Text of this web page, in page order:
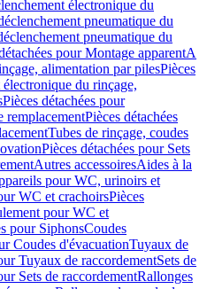
électronique du
pneumatique du
pneumatique du
pour Montage apparentA
alimentation par pilesPièces
du rinçage,
Pièces détachées pour
remplacementPièces détachées
Tubes de rinçage, coudes
Pièces détachées pour Sets
Autres accessoiresAides à la
pour WC, urinoirs et
WC et crachoirsPièces
pour WC et
pour SiphonsCoudes
Coudes d'évacuationTuyaux de
Tuyaux de raccordementSets de
Sets de raccordementRallonges